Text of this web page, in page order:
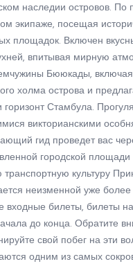
наследии островов.
экипаже, посещая
площадок. Включен
впитывая мирную
Бююкады,
холма острова и
Стамбула.
викторианскими
гид проведет вас
городской
культуру
неизменной уже
входные билеты, билеты
до конца. Обратите
свой побег на эти
одним из самых